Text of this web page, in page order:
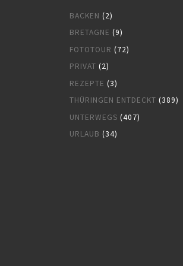
BACKEN (2)
BRETAGNE (9)
FOTOTOUR (72)
PRIVAT (2)
REZEPTE (3)
THÜRINGEN ENTDECKT (389)
UNTERWEGS (407)
URLAUB (34)